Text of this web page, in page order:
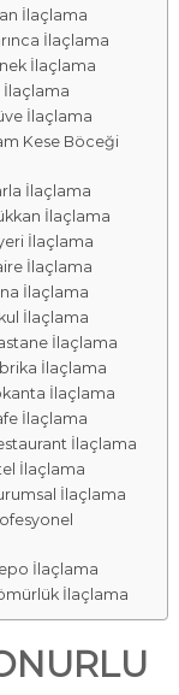
İlaçlama
İlaçlama
İlaçlama
İlaçlama
İlaçlama
Kese Böceği
İlaçlama
İlaçlama
İlaçlama
İlaçlama
İlaçlama
İlaçlama
İlaçlama
İlaçlama
İlaçlama
İlaçlama
İlaçlama
İlaçlama
İlaçlama
İlaçlama
İlaçlama